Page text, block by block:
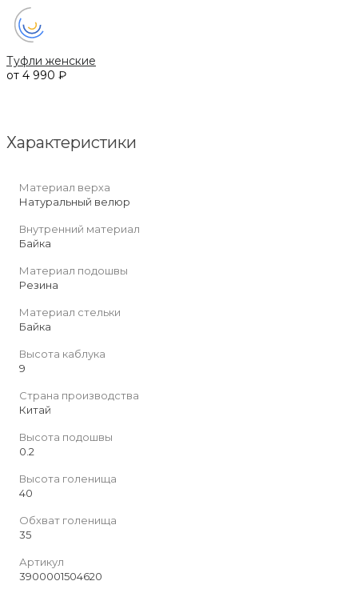
Туфли женские
от 4 990 ₽
Характеристики
Материал верха
Натуральный велюр
Внутренний материал
Байка
Материал подошвы
Резина
Материал стельки
Байка
Высота каблука
9
Страна производства
Китай
Высота подошвы
0.2
Высота голенища
40
Обхват голенища
35
Артикул
3900001504620